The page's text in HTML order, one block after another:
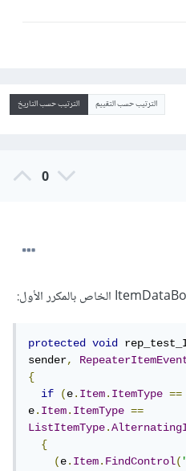
الترتيب حسب التقييم الترتيب حسب التاريخ
0
protected void
sender,
{
if
(e.Item.ItemType ==
e.Item.ItemType
==
ListItemType.
{
(e.Item.FindControl(